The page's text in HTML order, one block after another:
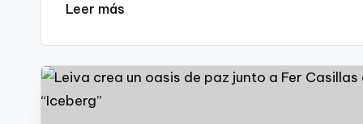
Leer más